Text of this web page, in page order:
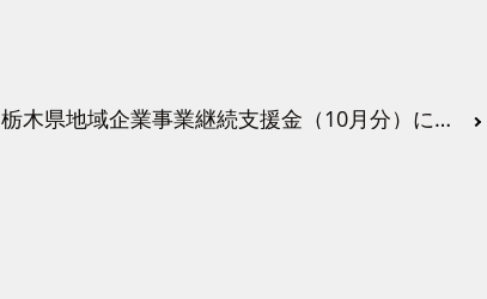
栃木県地域企業事業継続支援金（10月分）について